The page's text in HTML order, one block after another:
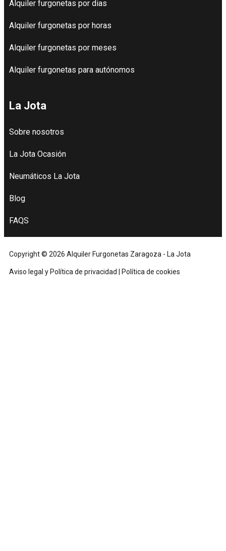
Alquiler furgonetas por dias
Alquiler furgonetas por horas
Alquiler furgonetas por meses
Alquiler furgonetas para autónomos
La Jota
Sobre nosotros
La Jota Ocasión
Neumáticos La Jota
Blog
FAQS
Copyright © 2026 Alquiler Furgonetas Zaragoza - La Jota
Aviso legal y Política de privacidad Política de cookies